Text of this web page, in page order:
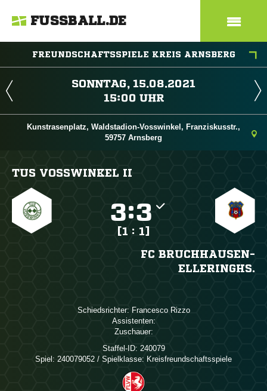
FUSSBALL.DE
FREUNDSCHAFTSSPIELE KREIS ARNSBERG
 
 
Kunstrasenplatz, Waldstadion-Vosswinkel, Franziskusstr.,
59757 Arnsberg
TUS VOSSWINKEL II
:
[1 : 1]
FC BRUCHHAUSEN-
ELLERINGHS.
Schiedsrichter:  
Assistenten:
Zuschauer:
Staffel-ID: 240079
Spiel: 240079052 / Spielklasse: Kreisfreundschaftsspiele